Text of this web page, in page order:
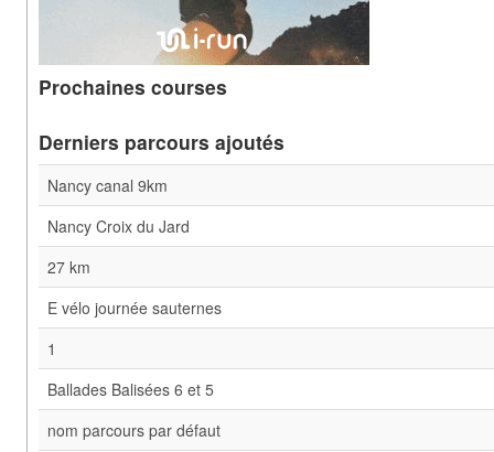
Prochaines courses
Derniers parcours ajoutés
Nancy canal 9km
Nancy Croix du Jard
27 km
E vélo journée sauternes
1
Ballades Balisées 6 et 5
nom parcours par défaut